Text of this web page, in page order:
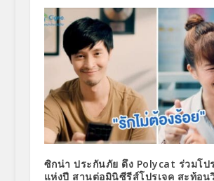
ซิกน่า ประกันภัย ดึง Polycat ร่วมโป
แห่งปี สานต่อมินิซีรีส์โปรเจค สะท้อน